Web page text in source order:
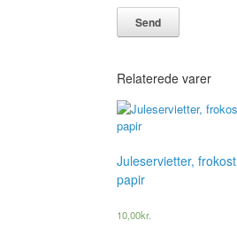
Relaterede varer
Juleservietter, frokost
papir
10,00kr.